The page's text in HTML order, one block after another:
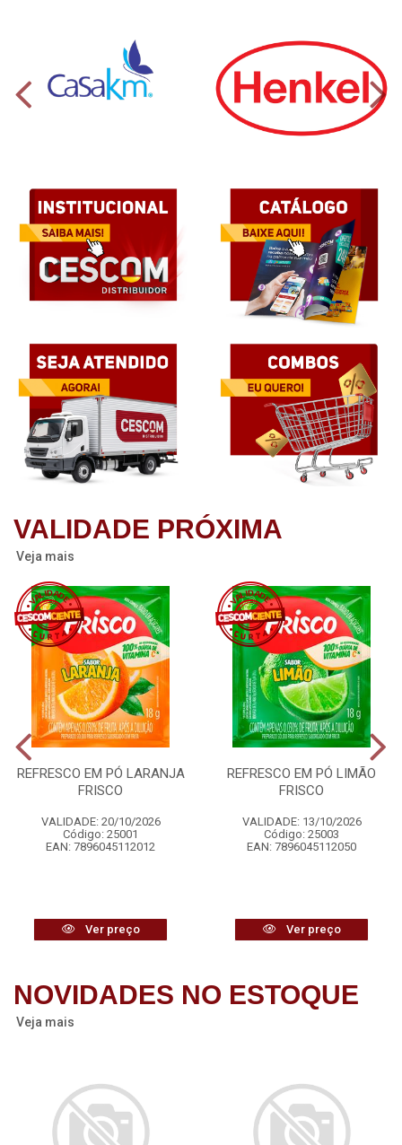
VALIDADE PRÓXIMA
Veja mais
REFRESCO EM PÓ LARANJA
FRISCO
VALIDADE: 20/10/2026
Código: 25001
EAN: 7896045112012
Ver preço
REFRESCO EM PÓ LIMÃO
FRISCO
VALIDADE: 13/10/2026
Código: 25003
EAN: 7896045112050
Ver preço
NOVIDADES NO ESTOQUE
Veja mais